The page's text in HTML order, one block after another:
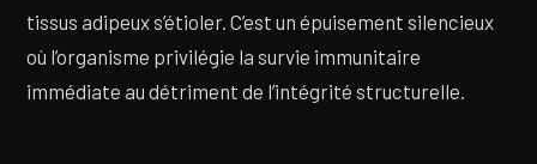
tissus adipeux s’étioler. C’est un épuisement silencieux
où l’organisme privilégie la survie immunitaire
immédiate au détriment de l’intégrité structurelle.